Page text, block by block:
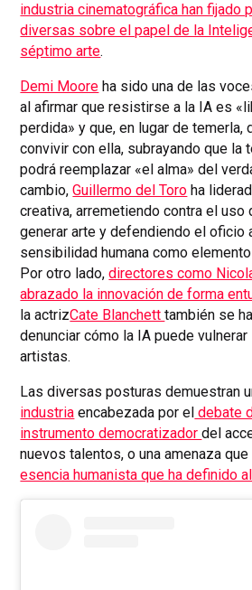
industria cinematográfica han fijado
diversas sobre el papel de la
séptimo arte.
Demi Moore ha sido una de las
al afirmar que resistirse a la IA es
perdida» y que, en lugar de temerla,
convivir con ella, subrayando que la
podrá reemplazar «el alma» del
cambio,Guillermo del Toro ha
creativa, arremetiendo contra el uso
generar arte y defendiendo el oficio
sensibilidad humana como
Por otro lado,directores como
abrazado la innovación de forma
la actrizCate Blanchetttambién se
denunciar cómo la IA puede
artistas.
Las diversas posturas demuestran
industria encabezada por el debate
instrumento democratizadordel
nuevos talentos, o una amenaza
esencia humanista que ha definido